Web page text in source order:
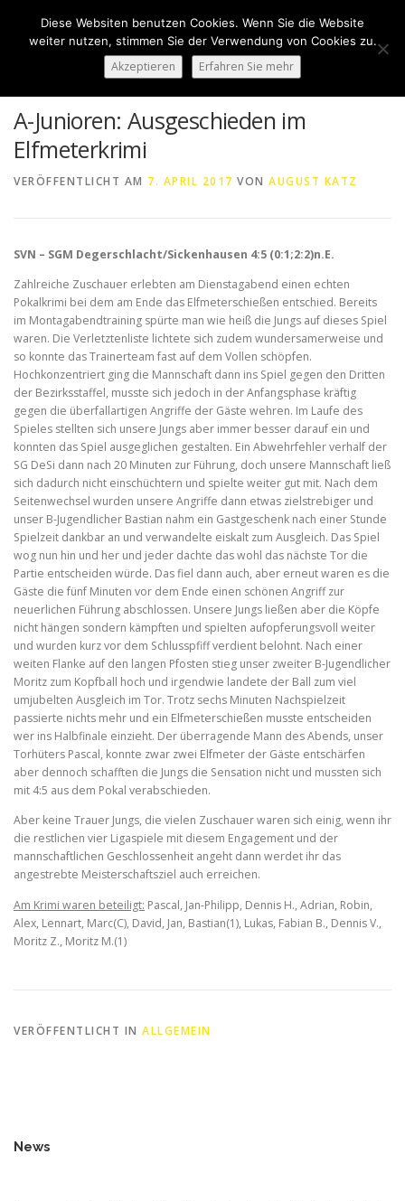
springen
A-Junioren: Ausgeschieden im
Elfmeterkrimi
VERÖFFENTLICHT AM 7. APRIL 2017 VON AUGUST KATZ
SVN – SGM Degerschlacht/Sickenhausen 4:5 (0:1;2:2)n.E.
Zahlreiche Zuschauer erlebten am Dienstagabend einen echten
Pokalkrimi bei dem am Ende das Elfmeterschießen entschied. Bereits
im Montagabendtraining spürte man wie heiß die Jungs auf dieses Spiel
waren. Die Verletztenliste lichtete sich zudem wundersamerweise und
so konnte das Trainerteam fast auf dem Vollen schöpfen.
Hochkonzentriert ging die Mannschaft dann ins Spiel gegen den Dritten
der Bezirksstaffel, musste sich jedoch in der Anfangsphase kräftig
gegen die überfallartigen Angriffe der Gäste wehren. Im Laufe des
Spieles stellten sich unsere Jungs aber immer besser darauf ein und
konnten das Spiel ausgeglichen gestalten. Ein Abwehrfehler verhalf der
SG DeSi dann nach 20 Minuten zur Führung, doch unsere Mannschaft ließ
sich dadurch nicht einschüchtern und spielte weiter gut mit. Nach dem
Seitenwechsel wurden unsere Angriffe dann etwas zielstrebiger und
unser B-Jugendlicher Bastian nahm ein Gastgeschenk nach einer Stunde
Spielzeit dankbar an und verwandelte eiskalt zum Ausgleich. Das Spiel
wog nun hin und her und jeder dachte das wohl das nächste Tor die
Partie entscheiden würde. Das fiel dann auch, aber erneut waren es die
Gäste die fünf Minuten vor dem Ende einen schönen Angriff zur
neuerlichen Führung abschlossen. Unsere Jungs ließen aber die Köpfe
nicht hängen sondern kämpften und spielten aufopferungsvoll weiter
und wurden kurz vor dem Schlusspfiff verdient belohnt. Nach einer
weiten Flanke auf den langen Pfosten stieg unser zweiter B-Jugendlicher
Moritz zum Kopfball hoch und irgendwie landete der Ball zum viel
umjubelten Ausgleich im Tor. Trotz sechs Minuten Nachspielzeit
passierte nichts mehr und ein Elfmeterschießen musste entscheiden
wer ins Halbfinale einzieht. Der überragende Mann des Abends, unser
Torhüters Pascal, konnte zwar zwei Elfmeter der Gäste entschärfen
aber dennoch schafften die Jungs die Sensation nicht und mussten sich
mit 4:5 aus dem Pokal verabschieden.
Aber keine Trauer Jungs, die vielen Zuschauer waren sich einig, wenn ihr
die restlichen vier Ligaspiele mit diesem Engagement und der
mannschaftlichen Geschlossenheit angeht dann werdet ihr das
angestrebte Meisterschaftsziel auch erreichen.
Am Krimi waren beteiligt: Pascal, Jan-Philipp, Dennis H., Adrian, Robin,
Alex, Lennart, Marc(C), David, Jan, Bastian(1), Lukas, Fabian B., Dennis V.,
Moritz Z., Moritz M.(1)
VERÖFFENTLICHT IN ALLGEMEIN
News
Diese Websiten benutzen Cookies. Wenn Sie die Website
weiter nutzen, stimmen Sie der Verwendung von Cookies zu.
Akzeptieren Erfahren Sie mehr